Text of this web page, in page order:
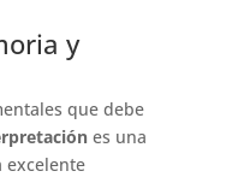
y
que debe
es una
excelente